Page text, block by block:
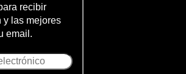
recibir
y las mejores
email.